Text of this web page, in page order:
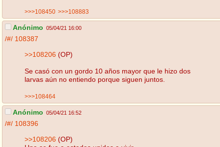
>>>108450 >>>108883
Anónimo 05/04/21 16:00
/#/ 108387
>>108206 (OP)
Se casó con un gordo 10 años mayor que le hizo dos
larvas aún no entiendo porque siguen juntos.
>>>108464
Anónimo 05/04/21 16:52
/#/ 108396
>>108206 (OP)